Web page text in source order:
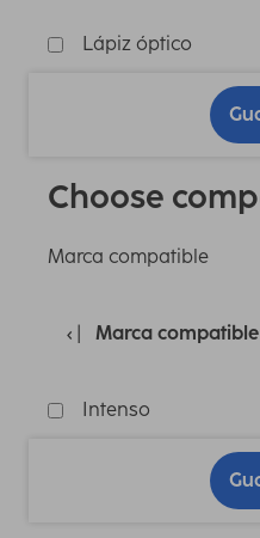
Lápiz óptico
Choose
Marca compatible
Marca compatible
Intenso